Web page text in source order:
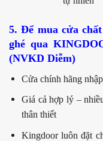
5. Để mua cửa
ghé qua
(NVKD Diễm)
Cửa chính hãng
Giá cả hợp lý –
thân thiết
Kingdoor luôn đặt